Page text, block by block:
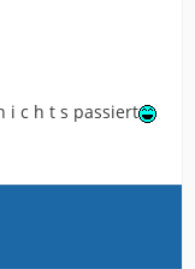
i c h t s passiert